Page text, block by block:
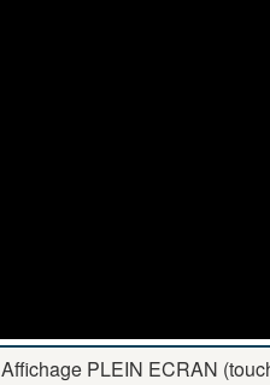
Affichage PLEIN ECRAN